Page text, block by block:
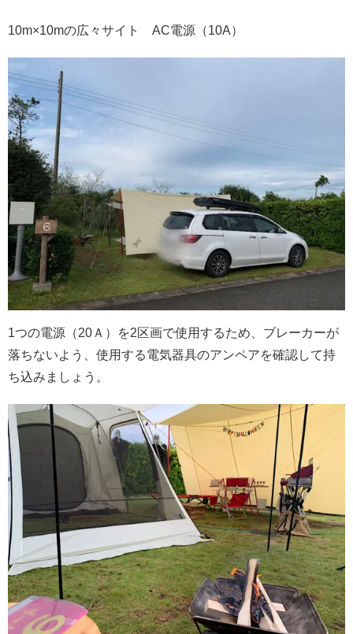
10m×10mの広々サイト AC電源（10A）
1つの電源（20Ａ）を2区画で使用するため、ブレーカーが
落ちないよう、使用する電気器具のアンペアを確認して持
ち込みましょう。